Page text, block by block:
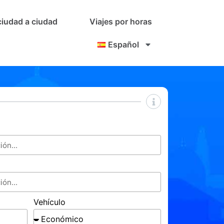
a ciudad Viajes por horas
Español
Vehículo